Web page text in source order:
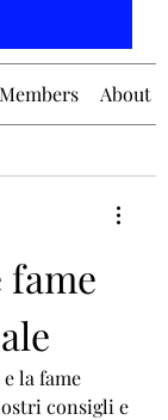
Members About
la fame
consigli e